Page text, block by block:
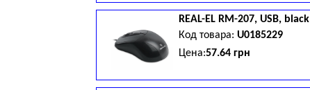
REAL-EL RM-207, USB, black
Код товара: U0185229
Цена:57.64 грн